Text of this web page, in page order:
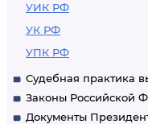
УИК РФ
УК РФ
УПК РФ
Судебная практика
Законы Российской
Документы